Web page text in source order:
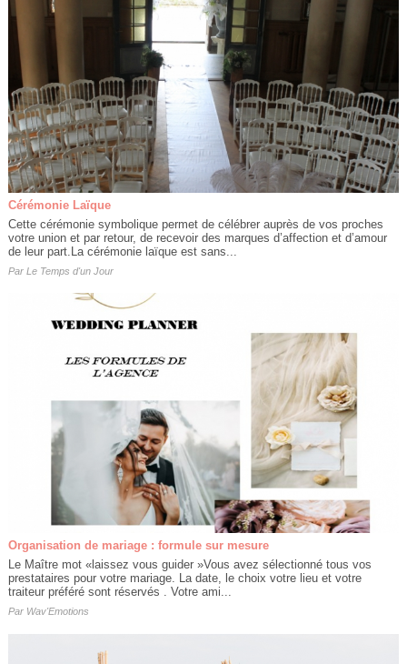
Cérémonie Laïque
Cette cérémonie symbolique permet de célébrer auprès de vos proches
votre union et par retour, de recevoir des marques d’affection et d’amour
de leur part.La cérémonie laïque est sans...
Par Le Temps d'un Jour
Organisation de mariage : formule sur mesure
Le Maître mot «laissez vous guider »Vous avez sélectionné tous vos
prestataires pour votre mariage. La date, le choix votre lieu et votre
traiteur préféré sont réservés . Votre ami...
Par Wav'Emotions